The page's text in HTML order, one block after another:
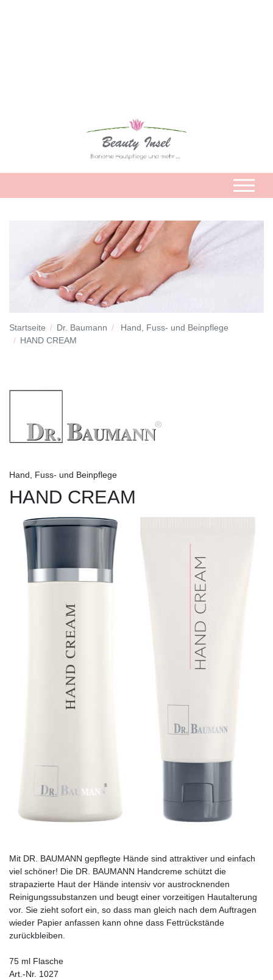
Startseite Dr. Baumann
Hand, Fuss- und Beinpflege
HAND CREAM
Hand, Fuss- und Beinpflege
HAND CREAM
Mit DR. BAUMANN gepflegte Hände sind attraktiver und einfach
viel schöner! Die DR. BAUMANN Handcreme schützt die
strapazierte Haut der Hände intensiv vor austrocknenden
Reinigungssubstanzen und beugt einer vorzeitigen Hautalterung
vor. Sie zieht sofort ein, so dass man gleich nach dem Auftragen
wieder Papier anfassen kann ohne dass Fettrückstände
zurückbleiben.
75 ml Flasche
Art.-Nr. 1027